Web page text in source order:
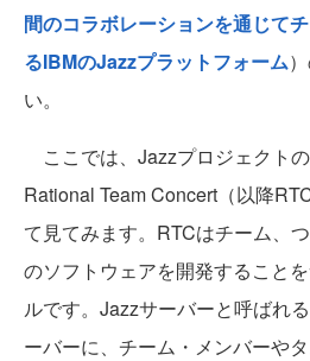
間のコラボレーションを通じて
るIBMのJazzプラットフォーム
い。
ここでは、Jazzプロジェクト
Rational Team Concert（以降
て見てみます。RTCはチーム、
のソフトウェアを開発すること
ルです。Jazzサーバーと呼ばれ
ーバーに、チーム・メンバーや